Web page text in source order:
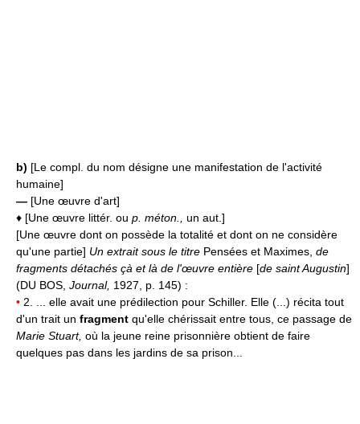
b) [Le compl. du nom désigne une manifestation de l'activité
humaine]
— [Une œuvre d'art]
♦ [Une œuvre littér. ou p. méton.,
un aut.]
[Une œuvre dont on possède la totalité et dont on ne considère
qu'une partie] Un extrait sous le titre Pensées et Maximes, de
fragments détachés çà et là de l'œuvre entière [de saint Augustin]
(DU BOS, Journal, 1927, p. 145) :
• 2. ... elle avait une prédilection pour Schiller. Elle (...) récita tout
d'un trait un fragment qu'elle chérissait entre tous, ce passage de
Marie Stuart, où la jeune reine prisonnière obtient de faire
quelques pas dans les jardins de sa prison...